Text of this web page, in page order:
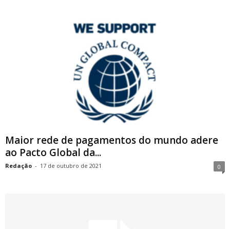
Maior rede de pagamentos do mundo adere
ao Pacto Global da...
Redação - 17 de outubro de 2021 0